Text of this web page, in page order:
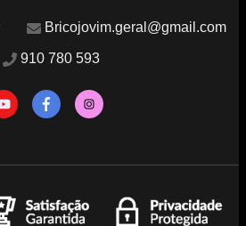
Bricojovim.geral@gmail.com
910 780 593